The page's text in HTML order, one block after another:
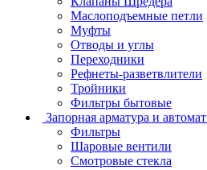
Маслоподъемные петли
Муфты
Отводы и углы
Переходники
Рефнеты-разветвлители
Тройники
Фильтры бытовые
Запорная арматура и
Фильтры
Шаровые вентили
Смотровые стекла